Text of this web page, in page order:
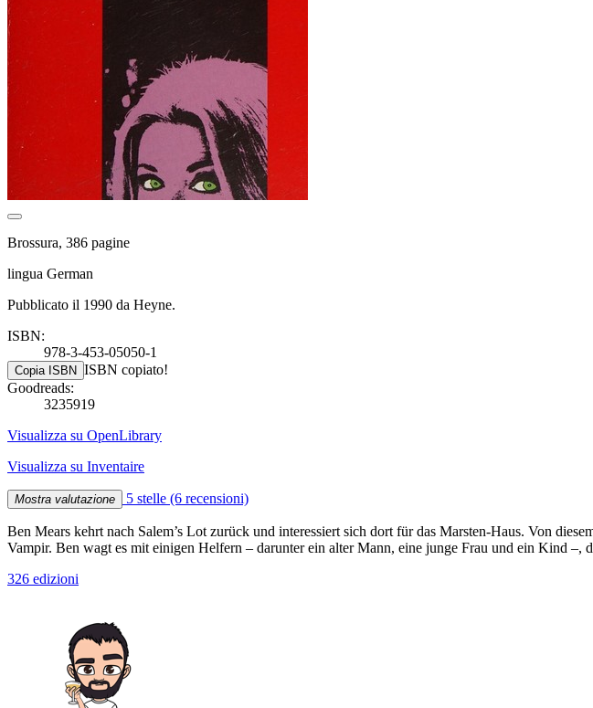
Brossura, 386 pagine
lingua German
Pubblicato il 1990 da Heyne.
ISBN:
978-3-453-05050-1
Copia ISBN ISBN copiato!
Goodreads:
3235919
Visualizza su OpenLibrary
Visualizza su Inventaire
Mostra valutazione 5 stelle (6 recensioni)
Ben Mears kehrt nach Salem’s Lot zurück und interessiert sich dort für das Marsten-Haus. Von
Vampir. Ben wagt es mit einigen Helfern – darunter ein alter Mann, eine junge Frau und ein Kind
326 edizioni